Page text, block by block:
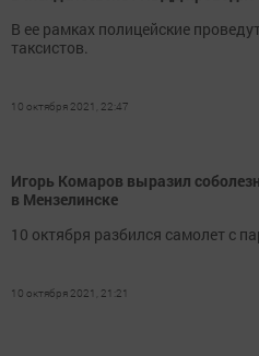
В ее рамках полицейские
таксистов.
10 октября 2021, 22:47
Игорь Комаров выразил
в Мензелинске
10 октября разбился самолет с
10 октября 2021, 21:21